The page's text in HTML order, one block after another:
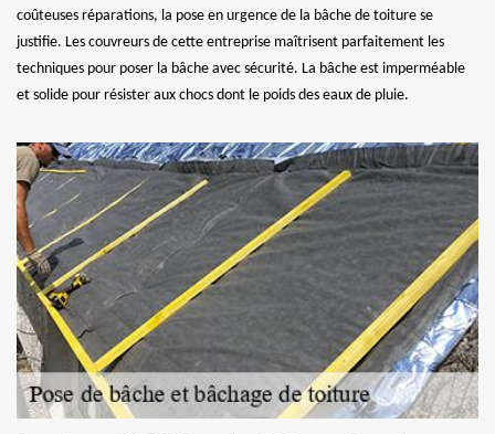
coûteuses réparations, la pose en urgence de la bâche de toiture se
justifie. Les couvreurs de cette entreprise maîtrisent parfaitement les
techniques pour poser la bâche avec sécurité. La bâche est imperméable
et solide pour résister aux chocs dont le poids des eaux de pluie.